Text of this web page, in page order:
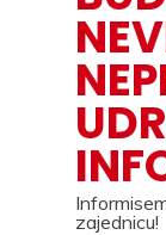
zajednicu!